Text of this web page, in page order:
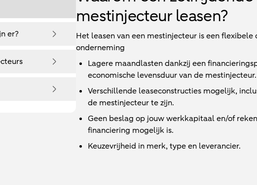
er?
mestinjecteur leasen?
Het leasen van een mestinjecteur is een
onderneming
Lagere maandlasten dankzij een
economische levensduur van de mestinjecteur.
Verschillende leaseconstructies mogelijk,
de mestinjecteur te zijn.
Geen beslag op jouw werkkapitaal en/of
financiering mogelijk is.
Keuzevrijheid in merk, type en leverancier.